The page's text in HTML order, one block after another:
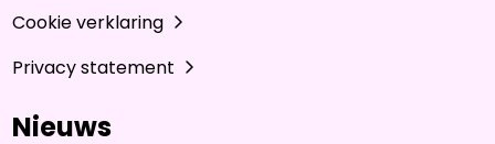
Cookie verklaring
Privacy statement
Nieuws